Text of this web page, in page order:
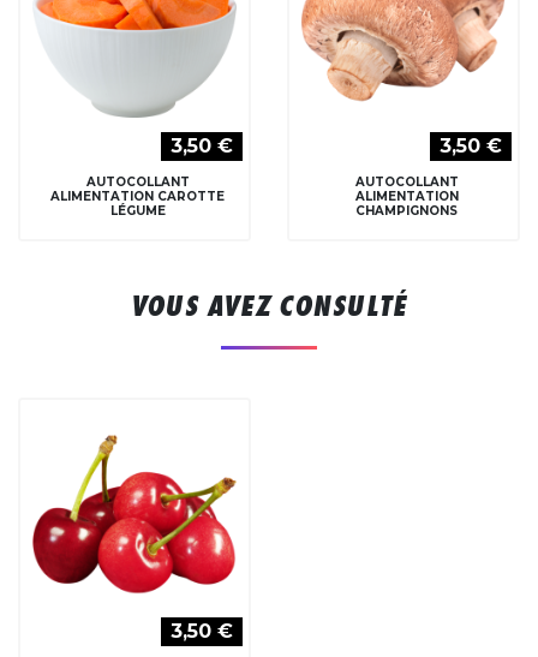
3,50 €
AUTOCOLLANT
ALIMENTATION CAROTTE
LÉGUME
3,50 €
AUTOCOLLANT
ALIMENTATION
CHAMPIGNONS
VOUS AVEZ CONSULTÉ
3,50 €